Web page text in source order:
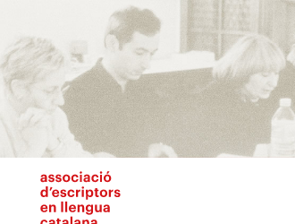
contingut